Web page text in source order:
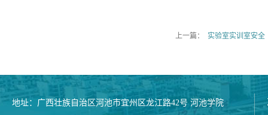
上一篇： 实验室实训室安全
地址：广西壮族自治区河池市宜州区龙江路42号 河池学院